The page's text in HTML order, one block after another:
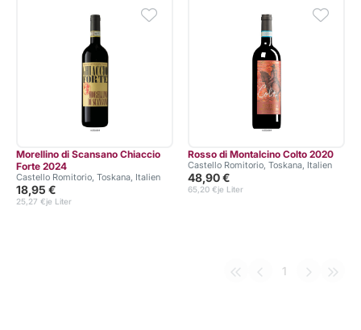
Morellino di Scansano Chiaccio
Forte 2024
Castello Romitorio, Toskana, Italien
18,95 €
je Liter
25,27 €
Rosso di Montalcino Colto 2020
Castello Romitorio, Toskana, Italien
48,90 €
je Liter
65,20 €
1